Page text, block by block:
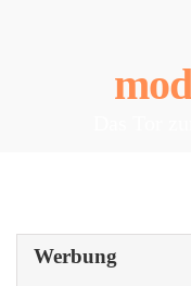
Werbung